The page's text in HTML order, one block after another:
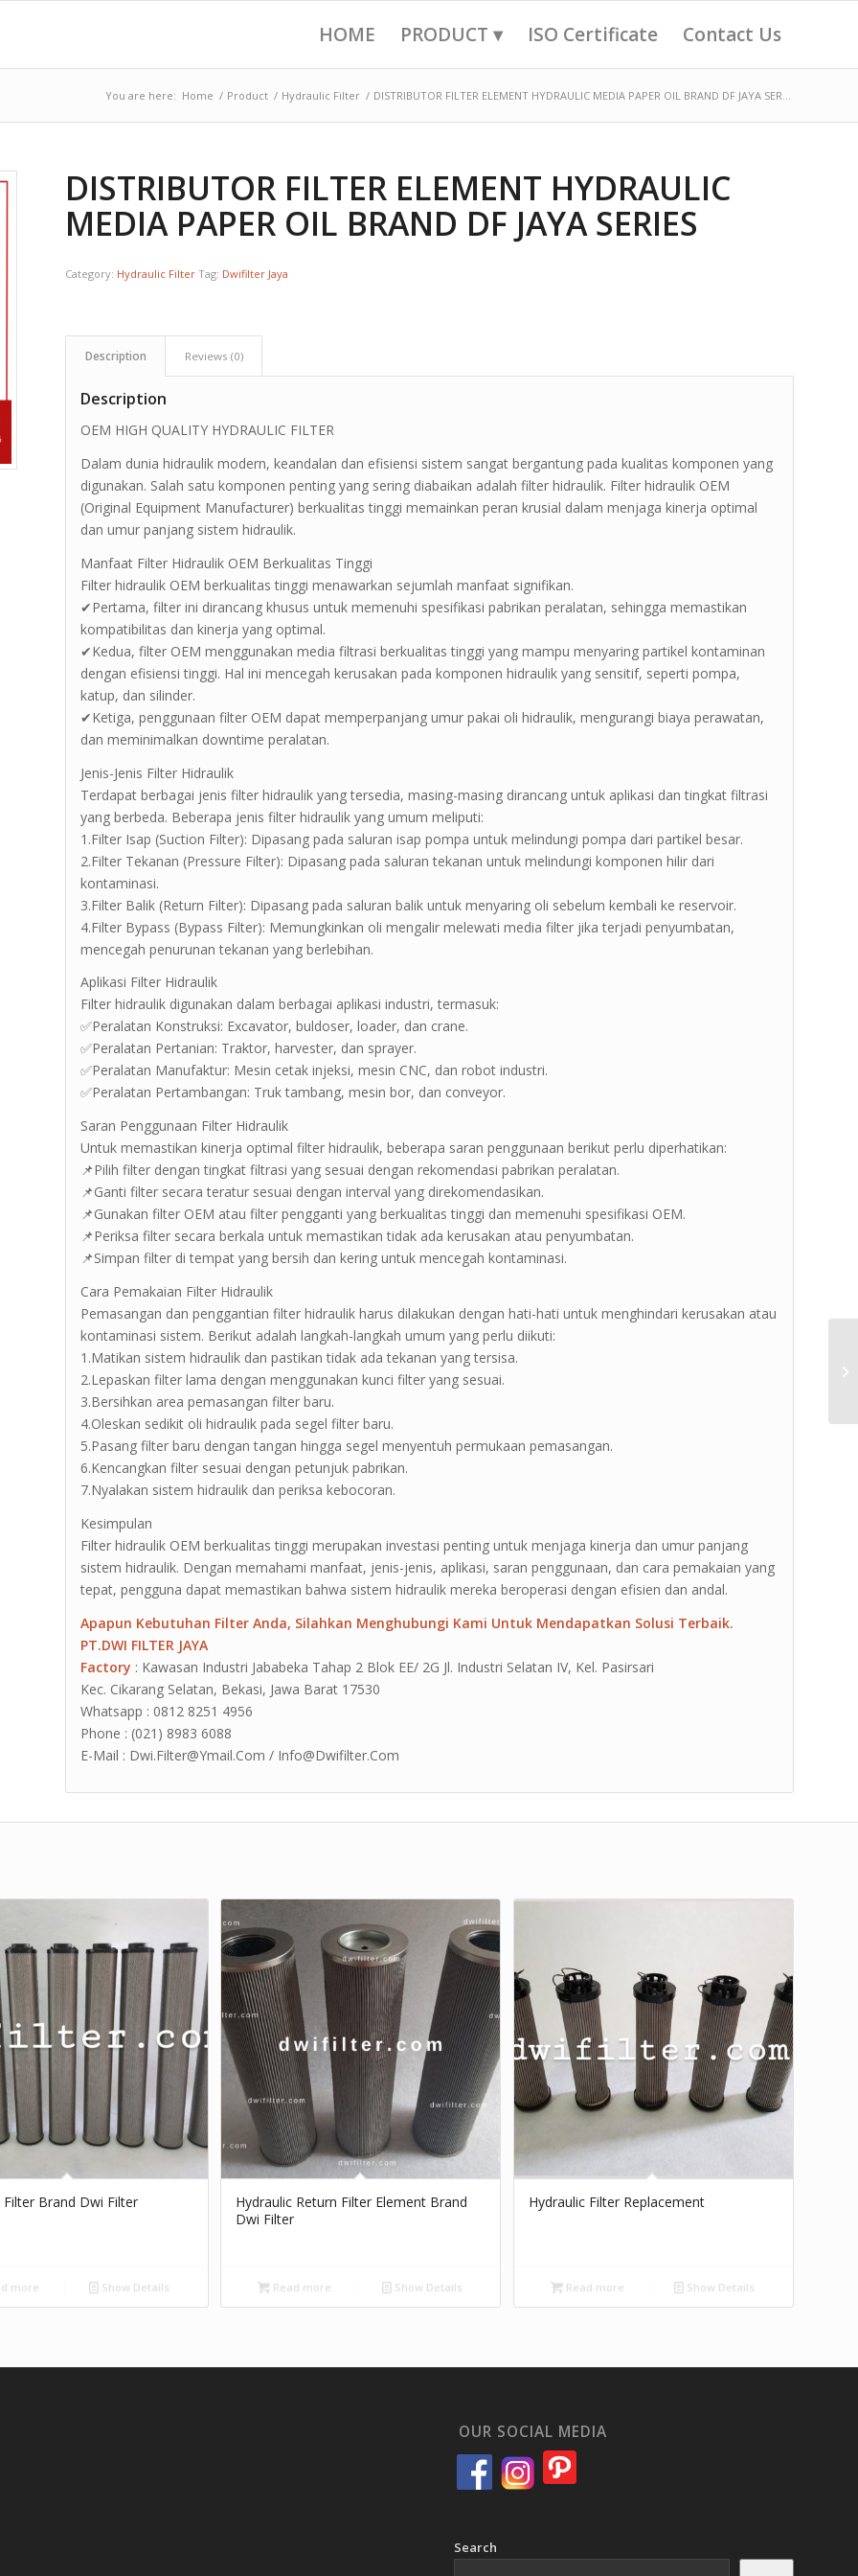
HOME PRODUCT ▾ ISO Certificate Contact Us
You are here: Home / Product / Hydraulic Filter / DISTRIBUTOR FILTER ELEMENT HYDRAULIC MEDIA PAPER OIL BRAND DF JAYA SER...
DISTRIBUTOR FILTER ELEMENT HYDRAULIC
MEDIA PAPER OIL BRAND DF JAYA SERIES
Category: Hydraulic Filter Tag: Dwifilter Jaya
Description Reviews (0)
Description
OEM HIGH QUALITY HYDRAULIC FILTER
Dalam dunia hidraulik modern, keandalan dan efisiensi sistem sangat bergantung pada kualitas komponen yang
digunakan. Salah satu komponen penting yang sering diabaikan adalah filter hidraulik. Filter hidraulik OEM
(Original Equipment Manufacturer) berkualitas tinggi memainkan peran krusial dalam menjaga kinerja optimal
dan umur panjang sistem hidraulik.
Manfaat Filter Hidraulik OEM Berkualitas Tinggi
Filter hidraulik OEM berkualitas tinggi menawarkan sejumlah manfaat signifikan.
✔Pertama, filter ini dirancang khusus untuk memenuhi spesifikasi pabrikan peralatan, sehingga memastikan
kompatibilitas dan kinerja yang optimal.
✔Kedua, filter OEM menggunakan media filtrasi berkualitas tinggi yang mampu menyaring partikel kontaminan
dengan efisiensi tinggi. Hal ini mencegah kerusakan pada komponen hidraulik yang sensitif, seperti pompa,
katup, dan silinder.
✔Ketiga, penggunaan filter OEM dapat memperpanjang umur pakai oli hidraulik, mengurangi biaya perawatan,
dan meminimalkan downtime peralatan.
Jenis-Jenis Filter Hidraulik
Terdapat berbagai jenis filter hidraulik yang tersedia, masing-masing dirancang untuk aplikasi dan tingkat filtrasi
yang berbeda. Beberapa jenis filter hidraulik yang umum meliputi:
1.Filter Isap (Suction Filter): Dipasang pada saluran isap pompa untuk melindungi pompa dari partikel besar.
2.Filter Tekanan (Pressure Filter): Dipasang pada saluran tekanan untuk melindungi komponen hilir dari
kontaminasi.
3.Filter Balik (Return Filter): Dipasang pada saluran balik untuk menyaring oli sebelum kembali ke reservoir.
4.Filter Bypass (Bypass Filter): Memungkinkan oli mengalir melewati media filter jika terjadi penyumbatan,
mencegah penurunan tekanan yang berlebihan.
Aplikasi Filter Hidraulik
Filter hidraulik digunakan dalam berbagai aplikasi industri, termasuk:
✅Peralatan Konstruksi: Excavator, buldoser, loader, dan crane.
✅Peralatan Pertanian: Traktor, harvester, dan sprayer.
✅Peralatan Manufaktur: Mesin cetak injeksi, mesin CNC, dan robot industri.
✅Peralatan Pertambangan: Truk tambang, mesin bor, dan conveyor.
Saran Penggunaan Filter Hidraulik
Untuk memastikan kinerja optimal filter hidraulik, beberapa saran penggunaan berikut perlu diperhatikan:
📌Pilih filter dengan tingkat filtrasi yang sesuai dengan rekomendasi pabrikan peralatan.
📌Ganti filter secara teratur sesuai dengan interval yang direkomendasikan.
📌Gunakan filter OEM atau filter pengganti yang berkualitas tinggi dan memenuhi spesifikasi OEM.
📌Periksa filter secara berkala untuk memastikan tidak ada kerusakan atau penyumbatan.
📌Simpan filter di tempat yang bersih dan kering untuk mencegah kontaminasi.
Cara Pemakaian Filter Hidraulik
Pemasangan dan penggantian filter hidraulik harus dilakukan dengan hati-hati untuk menghindari kerusakan atau
kontaminasi sistem. Berikut adalah langkah-langkah umum yang perlu diikuti:
1.Matikan sistem hidraulik dan pastikan tidak ada tekanan yang tersisa.
2.Lepaskan filter lama dengan menggunakan kunci filter yang sesuai.
3.Bersihkan area pemasangan filter baru.
4.Oleskan sedikit oli hidraulik pada segel filter baru.
5.Pasang filter baru dengan tangan hingga segel menyentuh permukaan pemasangan.
6.Kencangkan filter sesuai dengan petunjuk pabrikan.
7.Nyalakan sistem hidraulik dan periksa kebocoran.
Kesimpulan
Filter hidraulik OEM berkualitas tinggi merupakan investasi penting untuk menjaga kinerja dan umur panjang
sistem hidraulik. Dengan memahami manfaat, jenis-jenis, aplikasi, saran penggunaan, dan cara pemakaian yang
tepat, pengguna dapat memastikan bahwa sistem hidraulik mereka beroperasi dengan efisien dan andal.
Apapun Kebutuhan Filter Anda, Silahkan Menghubungi Kami Untuk Mendapatkan Solusi Terbaik.
PT.DWI FILTER JAYA
Factory : Kawasan Industri Jababeka Tahap 2 Blok EE/ 2G Jl. Industri Selatan IV, Kel. Pasirsari
Kec. Cikarang Selatan, Bekasi, Jawa Barat 17530
Whatsapp : 0812 8251 4956
Phone : (021) 8983 6088
E-Mail : Dwi.Filter@Ymail.Com / Info@Dwifilter.Com
Filter Brand Dwi Filter
more Show Details
Hydraulic Return Filter Element Brand
Dwi Filter
Read more Show Details
Hydraulic Filter Replacement
Read more Show Details
OUR SOCIAL MEDIA
Search